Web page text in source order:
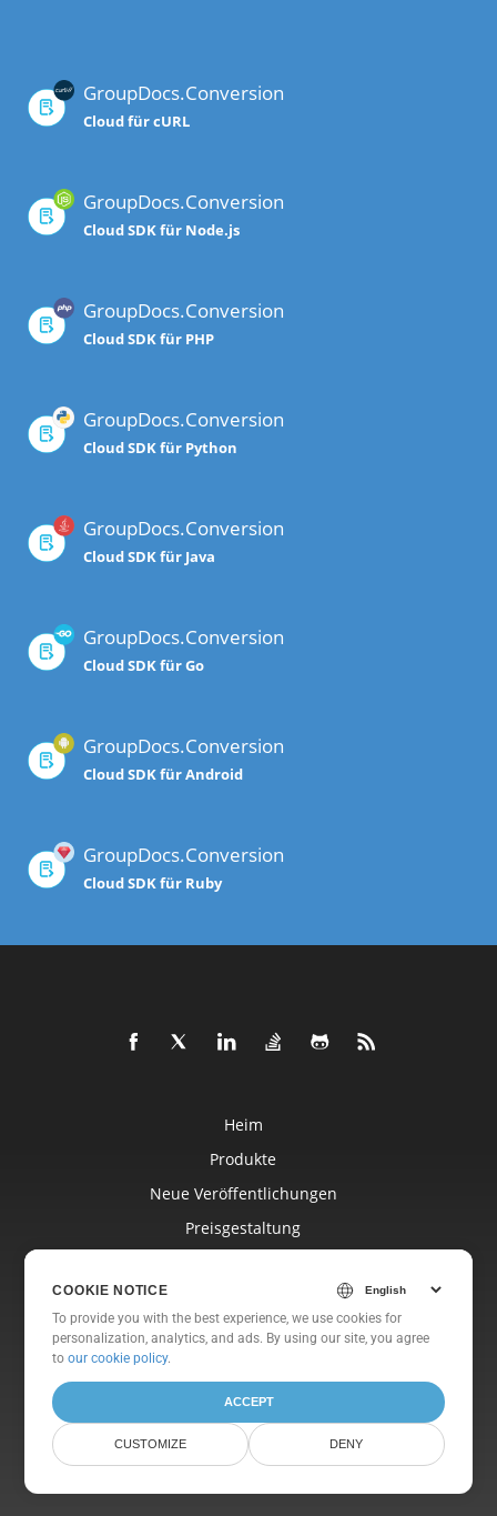
GroupDocs.Conversion
Cloud für cURL
GroupDocs.Conversion
Cloud SDK für Node.js
GroupDocs.Conversion
Cloud SDK für PHP
GroupDocs.Conversion
Cloud SDK für Python
GroupDocs.Conversion
Cloud SDK für Java
GroupDocs.Conversion
Cloud SDK für Go
GroupDocs.Conversion
Cloud SDK für Android
GroupDocs.Conversion
Cloud SDK für Ruby
Heim
Produkte
Neue Veröffentlichungen
Preisgestaltung
Kostenlose Beratung
Websites
Um
COOKIE NOTICE
To provide you with the best experience, we use cookies for
personalization, analytics, and ads. By using our site, you agree
toour cookie policy.
ACCEPT
CUSTOMIZE DENY